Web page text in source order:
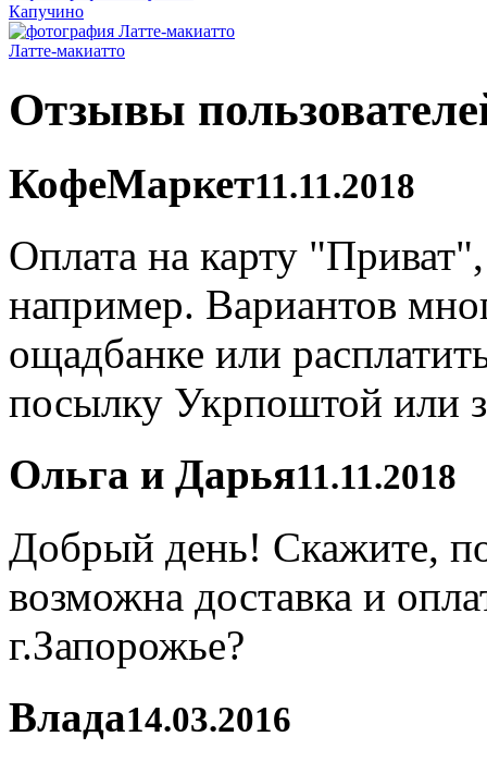
Капучино
Латте-макиатто
Отзывы
КофеМаркет11.11.2018
Оплата на карту
например. Вариантов
ощадбанке или
посылку Укрпоштой или
Ольга и Дарья11.11.2018
Добрый день! Скажите,
возможна доставка и
г.Запорожье?
Влада14.03.2016